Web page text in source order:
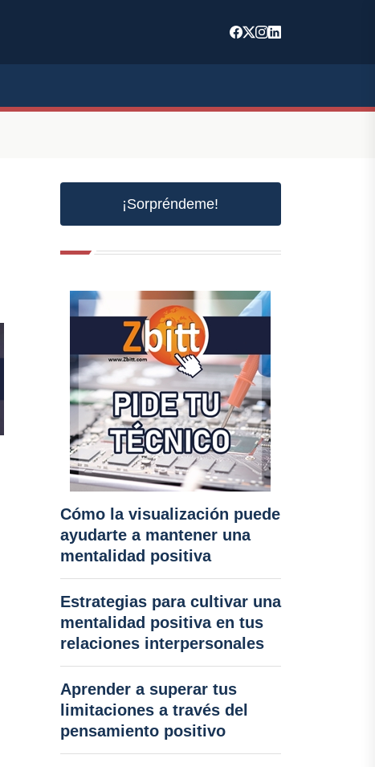
¡Sorpréndeme!
Cómo la visualización puede
ayudarte a mantener una
mentalidad positiva
Estrategias para cultivar una
mentalidad positiva en tus
relaciones interpersonales
Aprender a superar tus
limitaciones a través del
pensamiento positivo